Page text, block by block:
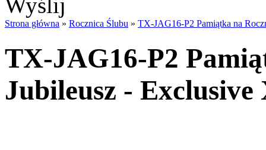
Wyślij
Strona główna » Rocznica Ślubu » TX-JAG16-P2 Pamiątka na
TX-JAG16-P2
Jubileusz - Exclusive